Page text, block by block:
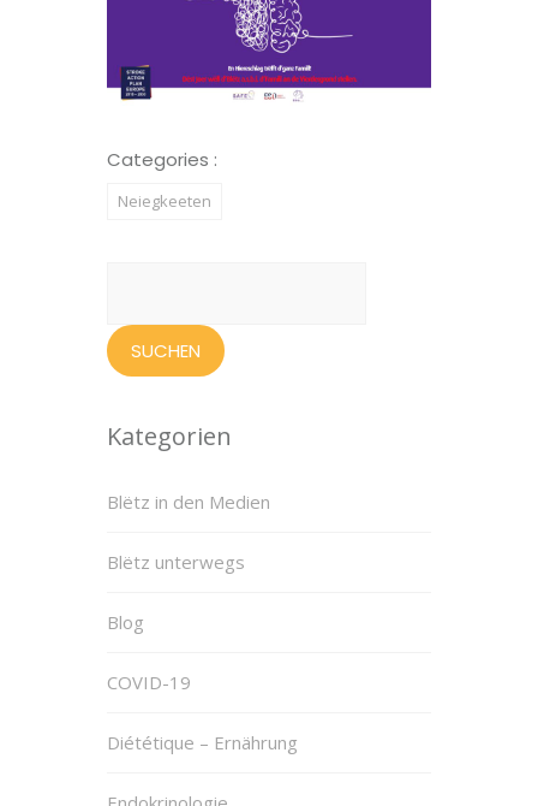
Categories :
Neiegkeeten
Kategorien
Blëtz in den Medien
Blëtz unterwegs
Blog
COVID-19
Diététique – Ernährung